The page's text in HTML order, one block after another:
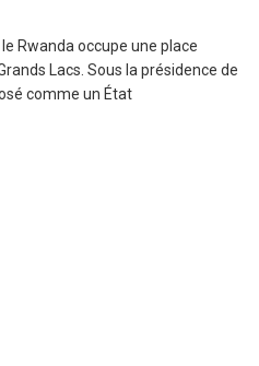
Rwanda occupe une place
Lacs. Sous la présidence de
comme un État